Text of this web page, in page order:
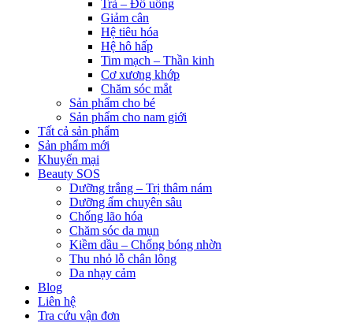
Trà – Đồ uống
Giảm cân
Hệ tiêu hóa
Hệ hô hấp
Tim mạch – Thần kinh
Cơ xương khớp
Chăm sóc mắt
Sản phẩm cho bé
Sản phẩm cho nam giới
Tất cả sản phẩm
Sản phẩm mới
Khuyến mại
Beauty SOS
Dưỡng trắng – Trị thâm nám
Dưỡng ẩm chuyên sâu
Chống lão hóa
Chăm sóc da mụn
Kiềm dầu – Chống bóng nhờn
Thu nhỏ lỗ chân lông
Da nhạy cảm
Blog
Liên hệ
Tra cứu vận đơn